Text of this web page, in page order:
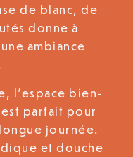
de blanc, de
donne à
ambiance
l’espace bien-
parfait pour
journée.
et douche